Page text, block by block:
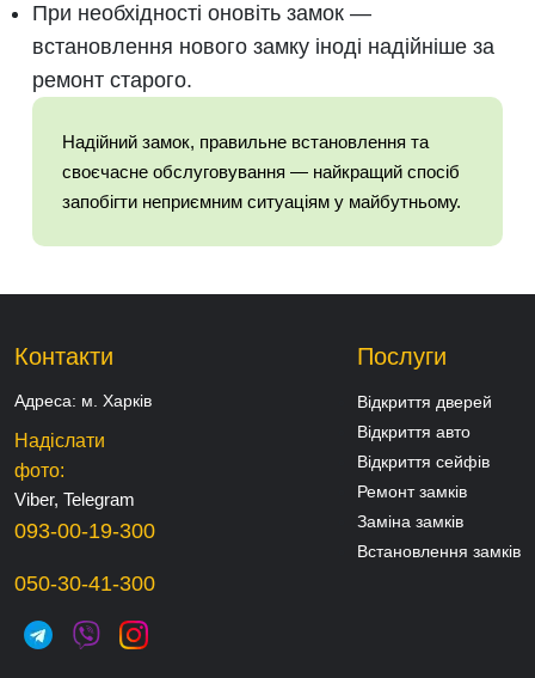
При необхідності оновіть замок —
встановлення нового замку іноді надійніше за
ремонт старого.
Надійний замок, правильне встановлення та
своєчасне обслуговування — найкращий спосіб
запобігти неприємним ситуаціям у майбутньому.
Контакти
Адреса: м. Харків
Надіслати
фото:
Viber, Telegram
093-00-19-300
050-30-41-300
Послуги
Відкриття дверей
Відкриття авто
Відкриття сейфів
Ремонт замків
Заміна замків
Встановлення замків